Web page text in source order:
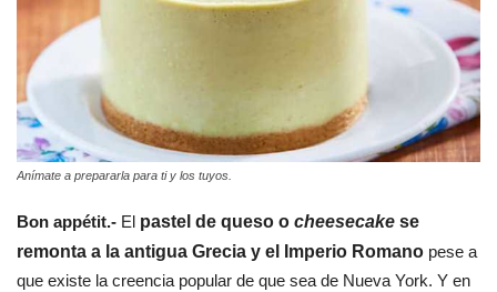
Anímate a prepararla para ti y los tuyos.
Bon appétit.- El pastel de queso o cheesecake se
remonta a la antigua Grecia y el Imperio Romano pese a
que existe la creencia popular de que sea de Nueva York. Y en